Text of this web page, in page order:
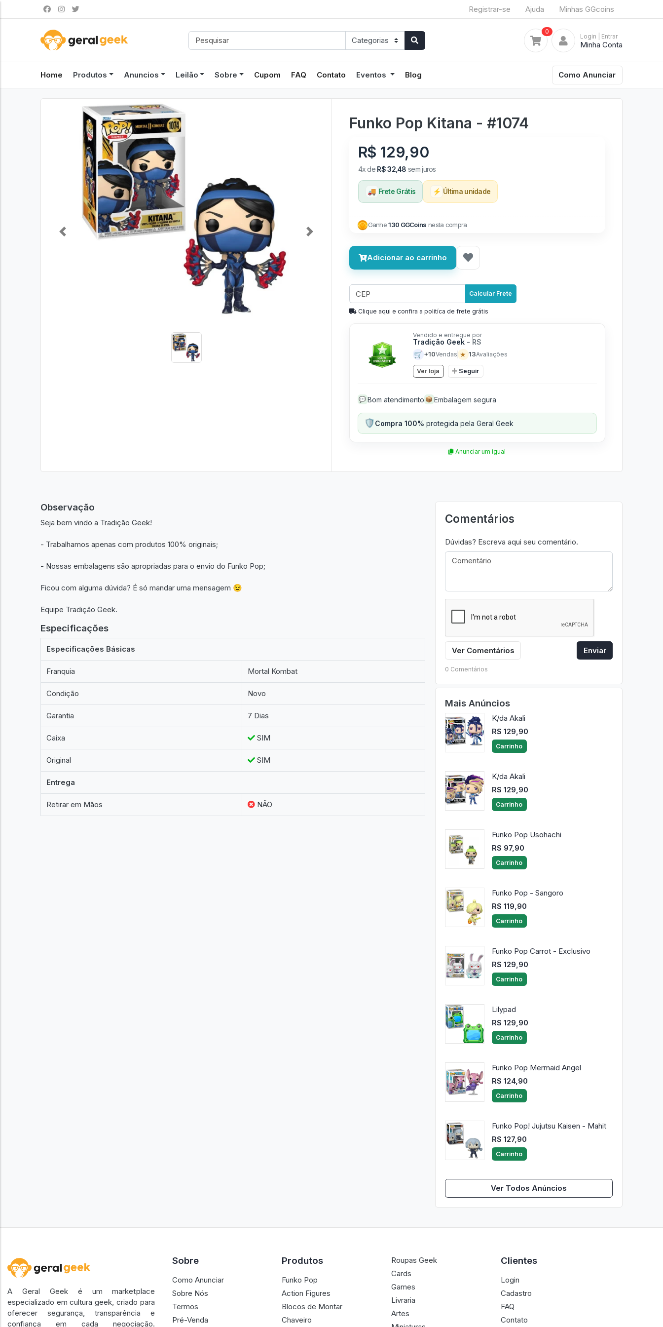
Registrar-se Ajuda Minhas GGcoins
0
Login | Entrar
Minha Conta
Home Produtos Anuncios Leilão Sobre Cupom FAQ Contato Eventos Blog Como Anunciar
Previous Next
Funko Pop Kitana - #1074
R$ 129,90
4x de R$ 32,48 sem juros
🚚 Frete Grátis ⚡ Última unidade
Ganhe130 GGCoins nesta compra
Adicionar ao carrinho
Calcular Frete
Clique aqui e confira a politíca de frete grátis
Vendido e entregue por
Tradição Geek - RS
🛒 +10Vendas ★ 13Avaliações
Ver loja Seguir
💬 Bom atendimento 📦 Embalagem segura
🛡️Compra 100% protegida pela Geral Geek
Anunciar um igual
Observação
Seja bem vindo a Tradição Geek!
- Trabalhamos apenas com produtos 100% originais;
- Nossas embalagens são apropriadas para o envio do Funko Pop;
Ficou com alguma dúvida? É só mandar uma mensagem 😉
Equipe Tradição Geek.
Especificações
Especificações Básicas
Franquia Mortal Kombat
Condição Novo
Garantia 7 Dias
Caixa SIM
Original SIM
Entrega
Retirar em Mãos NÃO
Comentários
Dúvidas? Escreva aqui seu comentário.
Ver Comentários Enviar
0 Comentários
Mais Anúncios
K/da Akali
R$ 129,90
Carrinho
K/da Akali
R$ 129,90
Carrinho
Funko Pop Usohachi
R$ 97,90
Carrinho
Funko Pop - Sangoro
R$ 119,90
Carrinho
Funko Pop Carrot - Exclusivo
R$ 129,90
Carrinho
Lilypad
R$ 129,90
Carrinho
Funko Pop Mermaid Angel
R$ 124,90
Carrinho
Funko Pop! Jujutsu Kaisen - Mahit
R$ 127,90
Carrinho
Ver Todos Anúncios
A Geral Geek é um marketplace
especializado em cultura geek, criado para
oferecer segurança, transparência e
confiança em cada negociação.
Sobre
Como Anunciar
Sobre Nós
Termos
Pré-Venda
Produtos
Funko Pop
Action Figures
Blocos de Montar
Chaveiro
Roupas Geek
Cards
Games
Livraria
Artes
Clientes
Login
Cadastro
FAQ
Contato